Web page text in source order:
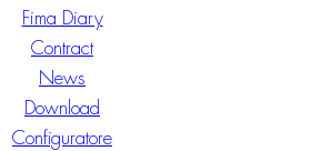
Fima Diary
Contract
News
Download
Configuratore